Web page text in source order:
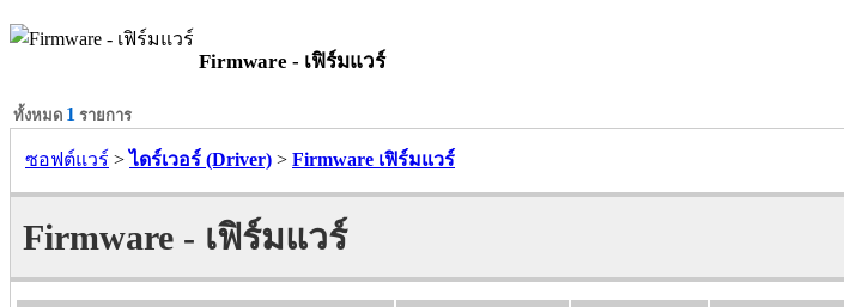
Firmware - เฟิร์มแวร์
ทั้งหมด 1 รายการ
ซอฟต์แวร์ >ไดร์เวอร์ (Driver) > Firmware เฟิร์มแวร์
Firmware - เฟิร์มแวร์